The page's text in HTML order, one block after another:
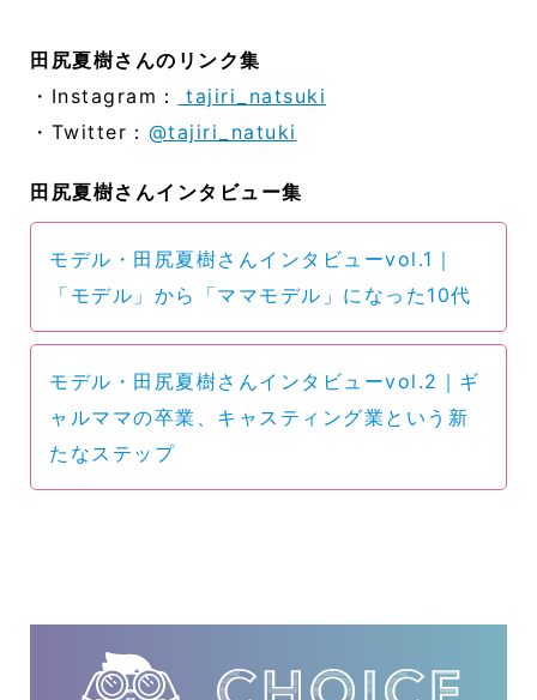
田尻夏樹さんのリンク集
・Instagram：
tajiri_natsuki
・Twitter： @tajiri_natuki
田尻夏樹さんインタビュー集
モデル・田尻夏樹さんインタビューvol.1｜
「モデル」から「ママモデル」になった10代
モデル・田尻夏樹さんインタビューvol.2｜ギ
ャルママの卒業、キャスティング業という新
たなステップ